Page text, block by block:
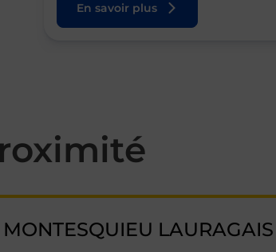
En savoir plus
MONTESQUIEU LAURAGAIS